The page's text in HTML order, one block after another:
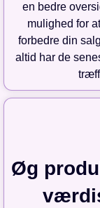
en bedre
mulighed for
forbedre din
altid har de
Øg